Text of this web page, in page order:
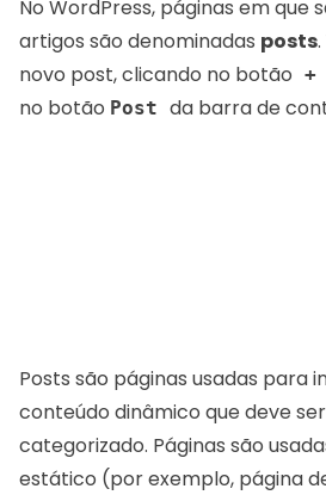
No WordPress, páginas em que
artigos são denominadas posts
novo post, clicando no botão +
no botão Post da barra de
Posts são páginas usadas para
conteúdo dinâmico que deve
categorizado. Páginas são
estático (por exemplo, página